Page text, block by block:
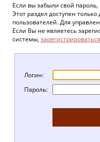
Если вы забыли свой
Этот раздел доступен
пользователей. Для
Если Вы не являетесь
системы, зарегистрироваться
Логин:
Пароль: